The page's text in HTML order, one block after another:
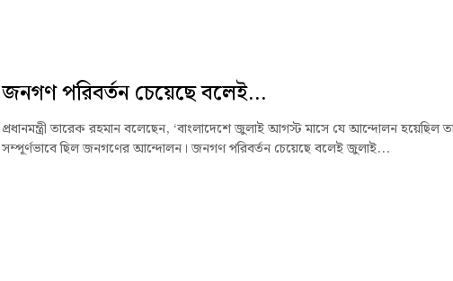
জনগণ পরিবর্তন চেয়েছে বলেই...
প্রধানমন্ত্রী তারেক রহমান বলেছেন, ‘বাংলাদেশে জুলাই আগস্ট মাসে যে আন্দোলন হয়েছিল
সম্পূর্ণভাবে ছিল জনগণের আন্দোলন। জনগণ পরিবর্তন চেয়েছে বলেই জুলাই...